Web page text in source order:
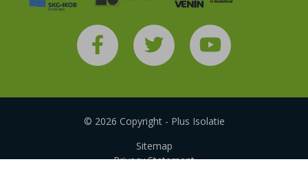
© 2026 Copyright - Plus Isolatie
Sitemap
Privacy Statement